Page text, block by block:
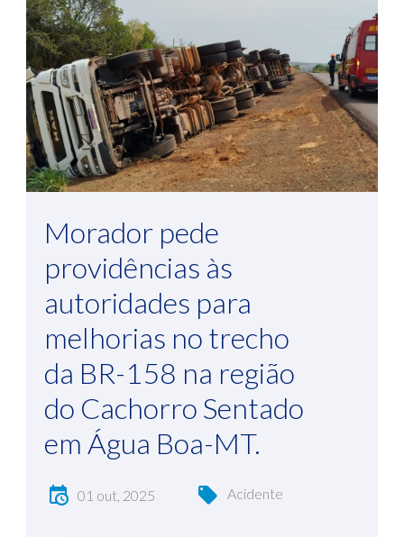
Morador pede
providências às
autoridades para
melhorias no trecho
da BR-158 na região
do Cachorro Sentado
em Água Boa-MT.
01 out, 2025 Acidente